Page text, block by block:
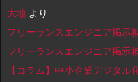
大地 より
フリーランスエンジニア掲示
フリーランスエンジニア掲示
【コラム】中小企業デジタル